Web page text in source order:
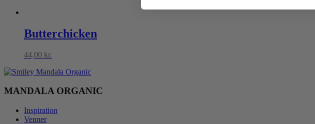
Butterchicken
44,00 kr.
MANDALA ORGANIC
Inspiration
Venner